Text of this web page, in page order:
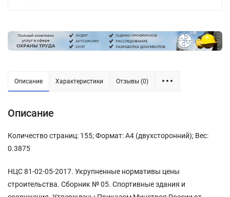
Описание Характеристики Отзывы (0)
Описание
Количество страниц: 155; Формат: А4 (двухсторонний); Вес:
0.3875
НЦС 81-02-05-2017. Укрупненные нормативы цены
строительства. Сборник № 05. Спортивные здания и